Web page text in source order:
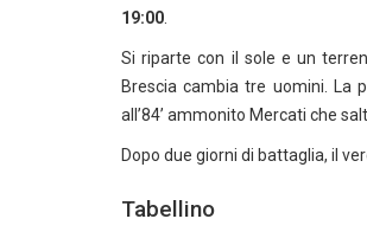
19:00
Si riparte con il sole e un
Brescia cambia tre uomini. La
all’84’ ammonito Mercati che
Dopo due giorni di battaglia, il
Tabellino